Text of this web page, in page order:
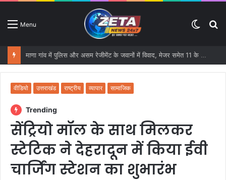
Menu
Switch
माणा गांव में पुलिस और असम रेजीमेंट के जवानों में विवाद, मेजर समेत 11 के खिलाफ FIR
वीडियो उत्तराखंड राष्ट्रीय व्यापार सामाजिक
Trending
सेंट्रियो मॉल के साथ मिलकर
स्टेटिक ने देहरादून में किया ईवी
चार्जिंग स्टेशन का शुभारंभ